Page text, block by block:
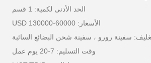
الحد الأدنى لكمية: 1 قسم
الأسعار: 60000-130000 USD
سفينة رورو ، سفينة شحن البضائع السائبة
وقت التسليم: 7-20 يوم عمل